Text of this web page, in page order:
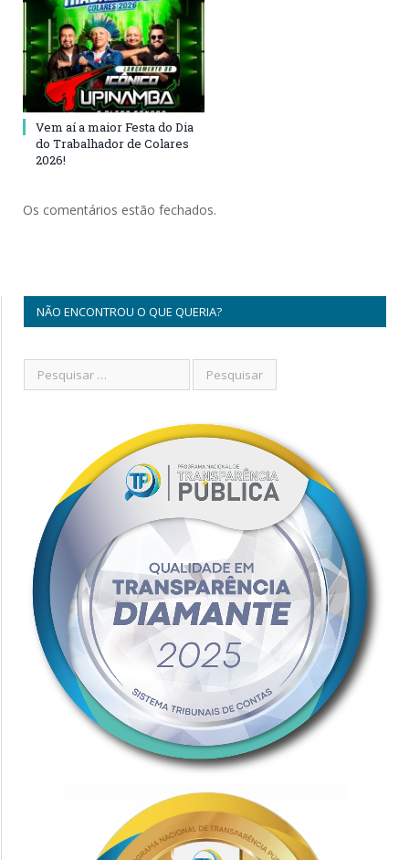
Vem aí a maior Festa do Dia
do Trabalhador de Colares
2026!
Os comentários estão fechados.
NÃO ENCONTROU O QUE QUERIA?